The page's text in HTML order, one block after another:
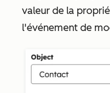
valeur de la
l'événement de